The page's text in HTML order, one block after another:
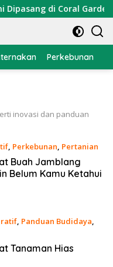
di Coral Garden
Perkebunan
inovasi dan panduan
, Perkebunan, Pertanian
Buah Jamblang
Belum Kamu Ketahui
, Panduan Budidaya,
Tanaman Hias